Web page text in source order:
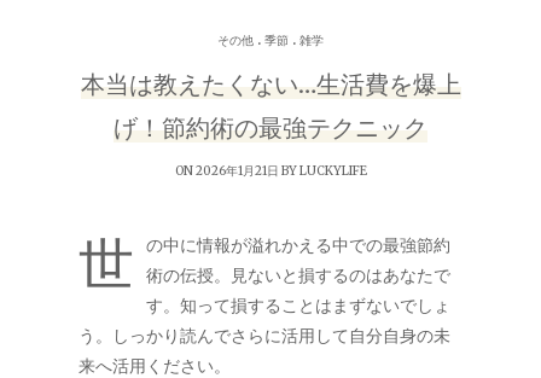
その他 . 季節 . 雑学
本当は教えたくない…生活費を爆上
げ！節約術の最強テクニック
ON 2026年1月21日 BYLUCKYLIFE
世
の中に情報が溢れかえる中での最強節約
術の伝授。見ないと損するのはあなたで
す。知って損することはまずないでしょ
う。しっかり読んでさらに活用して自分自身の未
来へ活用ください。